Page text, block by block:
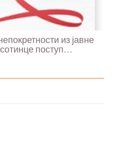
из јавне
поступ...